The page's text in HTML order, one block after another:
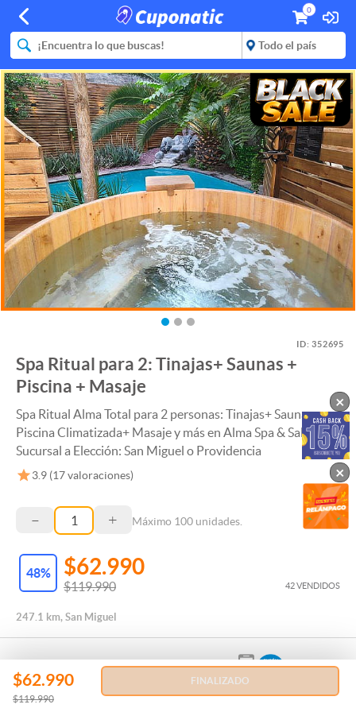
0
ID:352695
Spa Ritual para 2: Tinajas+ Saunas +
Piscina + Masaje
Spa Ritual Alma Total para 2 personas: Tinajas+ Saunas +
Piscina Climatizada+ Masaje y más en Alma Spa & Salon.
Sucursal a Elección: San Miguel o Providencia
3.9 (17 valoraciones)
– + Máximo 100 unidades.
48% $62.990
$119.990 42 VENDIDOS
247.1 km, San Miguel
$62.990
$119.990
FINALIZADO
×
×